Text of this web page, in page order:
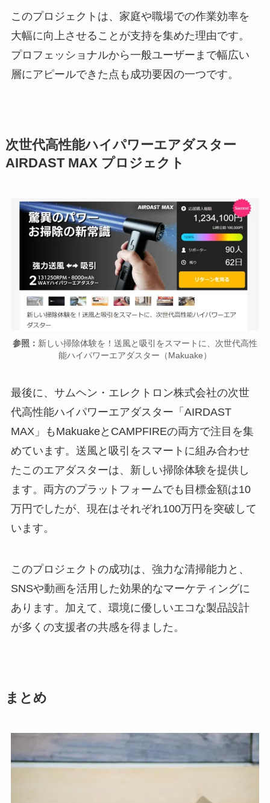
このプロジェクトは、家庭や職場での作業効率を
大幅に向上させることが支持を集めた理由です。
プロフェッショナルから一般ユーザーまで幅広い
層にアピールできた点も成功要因の一つです。
次世代高性能ハイパワーエアダスター
AIRDAST MAX プロジェクト
参照： 新しい掃除体験を！送風と吸引をスマートに、次世代高性
能ハイパワーエアダスター（Makuake）
最後に、サムヘン・エレクトロン株式会社の次世
代高性能ハイパワーエアダスター「AIRDAST
MAX」もMakuakeとCAMPFIREの両方で注目を集
めています。送風と吸引をスマートに組み合わせ
たこのエアダスターは、新しい掃除体験を提供し
ます。両方のプラットフォームでも目標金額は10
万円でしたが、現在はそれぞれ100万円を突破して
います。
このプロジェクトの成功は、強力な清掃能力と、
SNSや動画を活用した効果的なマーケティングに
あります。加えて、環境に優しいエコな製品設計
が多くの支援者の共感を得ました。
まとめ